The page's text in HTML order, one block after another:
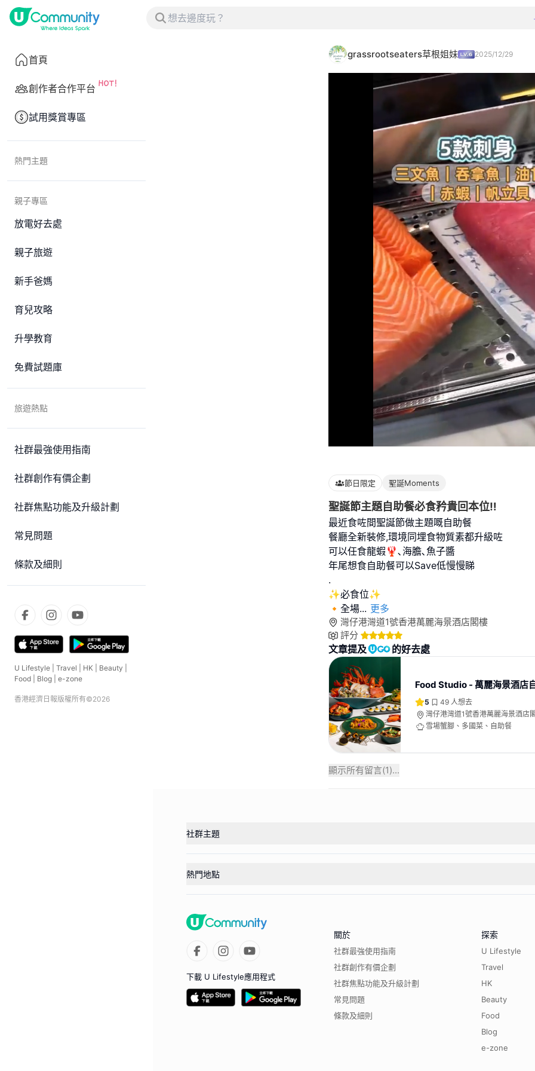
首頁
創作者合作平台
試用獎賞專區
熱門主題
親子專區
放電好去處
親子旅遊
新手爸媽
育兒攻略
升學教育
免費試題庫
旅遊熱點
社群最強使用指南
社群創作有價企劃
社群焦點功能及升級計劃
常見問題
條款及細則
U Lifestyle Travel HK Beauty
Food
Blog e-zone
香港經濟日報版權所有©2026
grassrootseaters草根姐妹 2025/12/29
100.00%
節日限定 聖誕Moments
聖誕節主題自助餐必食矜貴回本位‼️
最近食咗間聖誕節做主題嘅自助餐
餐廳全新裝修,環境同埋食物質素都升級咗
可以任食龍蝦🦞､海膽､魚子醬
年尾想食自助餐可以Save低慢慢睇
.
✨必食位✨
🔸全場... 更多
灣仔港灣道1號香港萬麗海景酒店閣樓
評分
文章提及 的好去處
Food Studio - 萬麗海景酒店
5 49 人想去
灣仔港灣道1號香港萬麗海景酒店
雪場蟹腳、多國菜、自助餐
顯示所有留言(1)...
社群主題
熱門地點
下載 U Lifestyle應用程式
關於
社群最強使用指南
社群創作有價企劃
社群焦點功能及升級計劃
常見問題
條款及細則
探索
U Lifestyle
Travel
HK
Beauty
Food
Blog
e-zone